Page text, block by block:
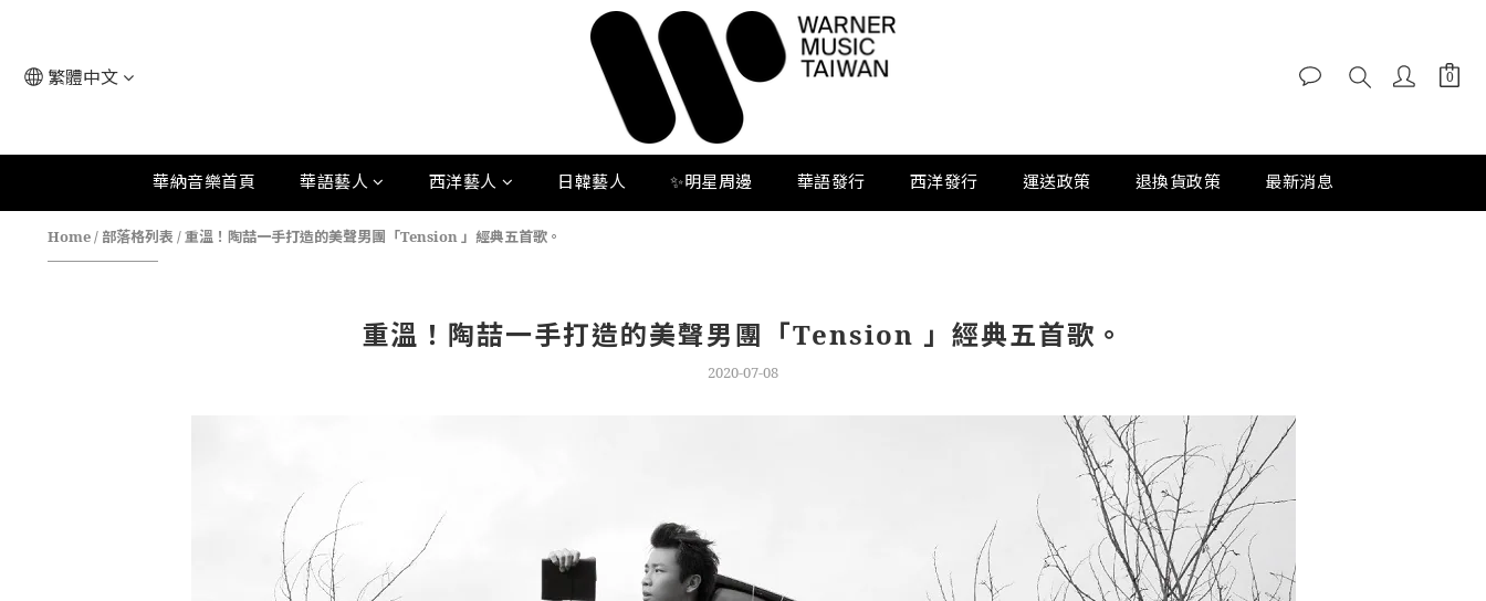
繁體中文
華納音樂首頁 華語藝人 西洋藝人 日韓藝人 ✨明星周邊 華語發行 西洋發行 運送政策 退換貨政策 最新消息
Home/ 部落格列表 /重溫！陶喆一手打造的美聲男團「Tension 」經典五首歌。
重溫！陶喆一手打造的美聲男團「Tension 」經典五首歌。
2020-07-08